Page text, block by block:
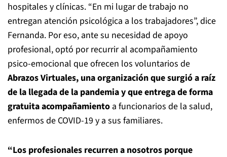
hospitales y clínicas. “En mi lugar de trabajo no
entregan atención psicológica a los trabajadores”, dice
Fernanda. Por eso, ante su necesidad de apoyo
profesional, optó por recurrir al acompañamiento
psico-emocional que ofrecen los voluntarios de
Abrazos Virtuales, una organización que surgió a raíz
de la llegada de la pandemia y que entrega de forma
gratuita acompañamiento a funcionarios de la salud,
enfermos de COVID-19 y a sus familiares.
“Los profesionales recurren a nosotros porque